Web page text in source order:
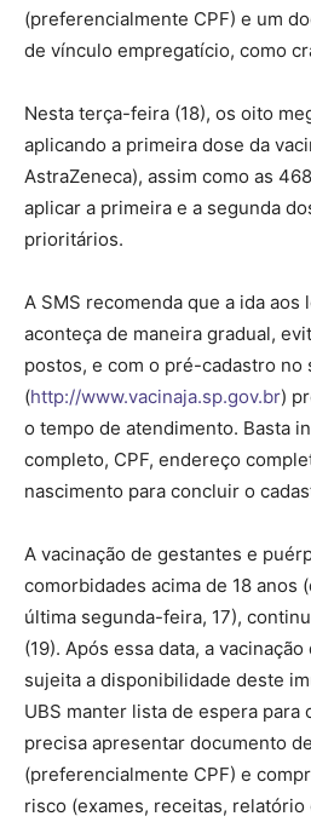
(preferencialmente CPF) e um
de vínculo empregatício, como
Nesta terça-feira (18), os oito
aplicando a primeira dose da
AstraZeneca), assim como as
aplicar a primeira e a segunda
prioritários.
A SMS recomenda que a ida aos
aconteça de maneira gradual,
postos, e com o pré-cadastro no
(http://www.vacinaja.sp.gov.br)
o tempo de atendimento. Basta
completo, CPF, endereço
nascimento para concluir o
A vacinação de gestantes e
comorbidades acima de 18 anos
última segunda-feira, 17),
(19). Após essa data, a
sujeita a disponibilidade deste
UBS manter lista de espera para
precisa apresentar documento
(preferencialmente CPF) e
risco (exames, receitas,